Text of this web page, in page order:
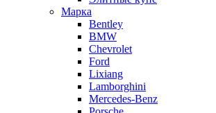
Марка
Bentley
BMW
Chevrolet
Ford
Lixiang
Lamborghini
Mercedes-Benz